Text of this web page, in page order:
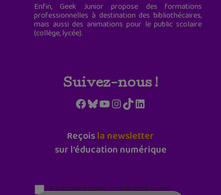
Enfin, Geek Junior propose des formations
professionnelles à destination des bibliothécaires,
mais aussi des animations pour le public scolaire
(collège, lycée).
Suivez-nous !
Facebook
Bluesky
YouTube
Instagram
TikTokLinkedIn
Reçoisla newsletter
sur l'éducation numérique
Parentalité numérique (le lundi matin)